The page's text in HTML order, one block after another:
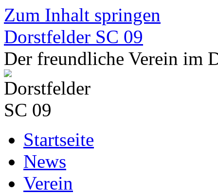
Zum Inhalt springen
Dorstfelder SC 09
Der freundliche Verein im
Startseite
News
Verein